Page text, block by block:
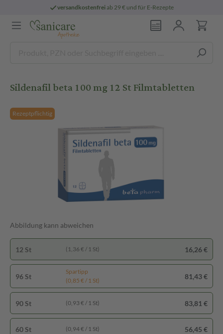
versandkostenfreiab 29 € und für E-Rezepte
Sildenafil beta 100 mg 12 St Filmtabletten
Rezeptpflichtig
Abbildung kann abweichen
96 St
Spartipp
(0,85 € / 1 St)
81,43 €
90 St (0,93 € / 1 St) 83,81 €
60 St (0,94 € / 1 St) 56,45 €
12 St (1,36 € / 1 St) 16,26 €